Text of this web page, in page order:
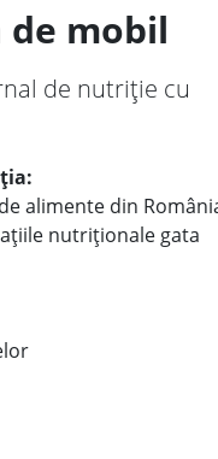
mobil
de nutriție cu
alimente din
nutriționale gata